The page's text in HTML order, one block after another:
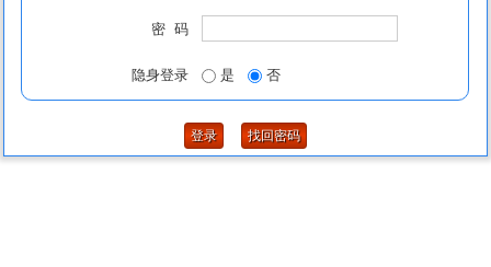
密 码
隐身登录 是 否